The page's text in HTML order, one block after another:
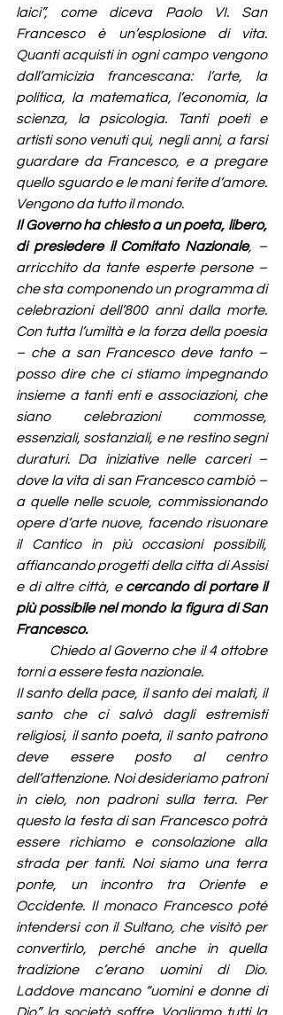
laici”, come diceva Paolo VI. San
Francesco è un’esplosione di vita.
Quanti acquisti in ogni campo vengono
dall’amicizia francescana: l’arte, la
politica, la matematica, l’economia, la
scienza, la psicologia. Tanti poeti e
artisti sono venuti qui, negli anni, a farsi
guardare da Francesco, e a pregare
quello sguardo e le mani ferite d’amore.
Vengono da tutto il mondo.
Il Governo ha chiesto a un poeta, libero,
di presiedere il Comitato Nazionale, –
arricchito da tante esperte persone –
che sta componendo un programma di
celebrazioni dell’800 anni dalla morte.
Con tutta l’umiltà e la forza della poesia
– che a san Francesco deve tanto –
posso dire che ci stiamo impegnando
insieme a tanti enti e associazioni, che
siano celebrazioni commosse,
essenziali, sostanziali, e ne restino segni
duraturi. Da iniziative nelle carceri –
dove la vita di san Francesco cambiò –
a quelle nelle scuole, commissionando
opere d’arte nuove, facendo risuonare
il Cantico in più occasioni possibili,
affiancando progetti della citta di Assisi
e di altre città, e cercando di portare il
più possibile nel mondo la figura di San
Francesco.
Chiedo al Governo che il 4 ottobre
torni a essere festa nazionale.
Il santo della pace, il santo dei malati, il
santo che ci salvò dagli estremisti
religiosi, il santo poeta, il santo patrono
deve essere posto al centro
dell’attenzione. Noi desideriamo patroni
in cielo, non padroni sulla terra. Per
questo la festa di san Francesco potrà
essere richiamo e consolazione alla
strada per tanti. Noi siamo una terra
ponte, un incontro tra Oriente e
Occidente. Il monaco Francesco poté
intendersi con il Sultano, che visitò per
convertirlo, perché anche in quella
tradizione c’erano uomini di Dio.
Laddove mancano “uomini e donne di